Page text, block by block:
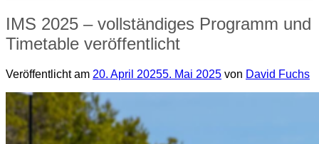
IMS 2025 – vollständiges Programm und
Timetable veröffentlicht
Veröffentlicht am 20. April 20255. Mai 2025 von David Fuchs